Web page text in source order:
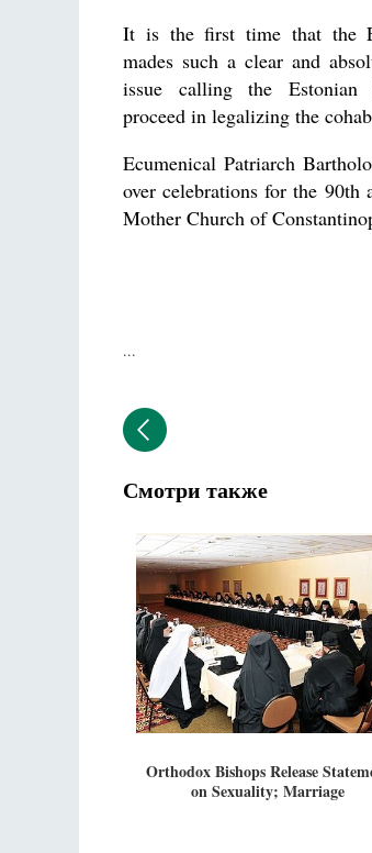
It is the first time that the
mades such a clear and
issue calling the Estonian
proceed in legalizing the
Ecumenical Patriarch
over celebrations for the 90th
Mother Church of
...
Смотри также
Orthodox Bishops Release
on Sexuality; Marriage